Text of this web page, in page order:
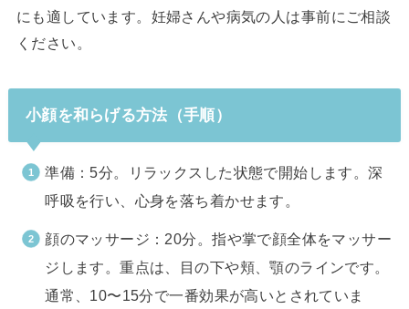
にも適しています。妊婦さんや病気の人は事前にご相談
ください。
小顔を和らげる方法（手順）
準備：5分。リラックスした状態で開始します。深
呼吸を行い、心身を落ち着かせます。
顔のマッサージ：20分。指や掌で顔全体をマッサー
ジします。重点は、目の下や頬、顎のラインです。
通常、10〜15分で一番効果が高いとされていま